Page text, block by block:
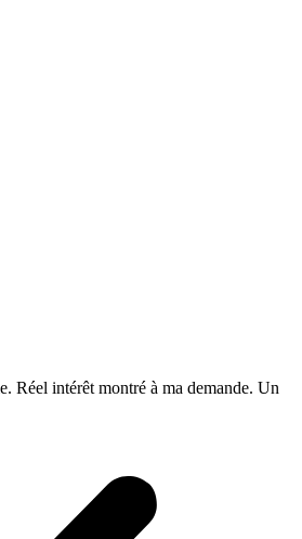
Réel intérêt montré à ma demande. Un